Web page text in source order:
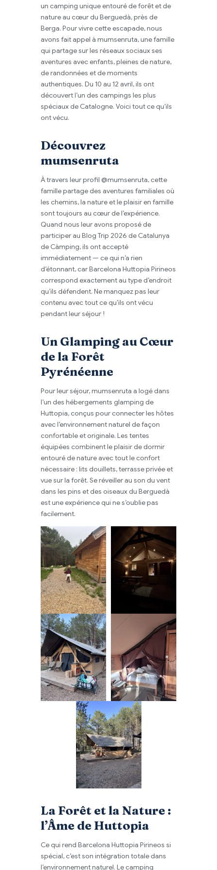
un camping unique entouré de forêt et de
nature au cœur du Berguedà, près de
Berga. Pour vivre cette escapade, nous
avons fait appel à mumsenruta, une famille
qui partage sur les réseaux sociaux ses
aventures avec enfants, pleines de nature,
de randonnées et de moments
authentiques. Du 10 au 12 avril, ils ont
découvert l’un des campings les plus
spéciaux de Catalogne. Voici tout ce qu’ils
ont vécu.
Découvrez
mumsenruta
À travers leur profil @mumsenruta, cette
famille partage des aventures familiales où
les chemins, la nature et le plaisir en famille
sont toujours au cœur de l’expérience.
Quand nous leur avons proposé de
participer au Blog Trip 2026 de Catalunya
de Càmping, ils ont accepté
immédiatement — ce qui n’a rien
d’étonnant, car Barcelona Huttopia Pirineos
correspond exactement au type d’endroit
qu’ils défendent. Ne manquez pas leur
contenu avec tout ce qu’ils ont vécu
pendant leur séjour !
Un Glamping au Cœur
de la Forêt
Pyrénéenne
Pour leur séjour, mumsenruta a logé dans
l’un des hébergements glamping de
Huttopia, conçus pour connecter les hôtes
avec l’environnement naturel de façon
confortable et originale. Les tentes
équipées combinent le plaisir de dormir
entouré de nature avec tout le confort
nécessaire : lits douillets, terrasse privée et
vue sur la forêt. Se réveiller au son du vent
dans les pins et des oiseaux du Berguedà
est une expérience qui ne s’oublie pas
facilement.
La Forêt et la Nature :
l’Âme de Huttopia
Ce qui rend Barcelona Huttopia Pirineos si
spécial, c’est son intégration totale dans
l’environnement naturel. Le camping